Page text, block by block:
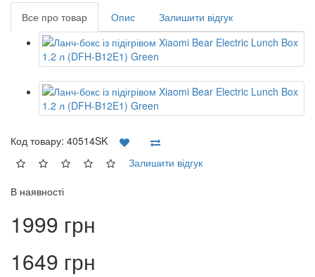
Все про товар Опис Залишити відгук
Код товару: 40514SK
Залишити відгук
В наявності
1999 грн
1649 грн